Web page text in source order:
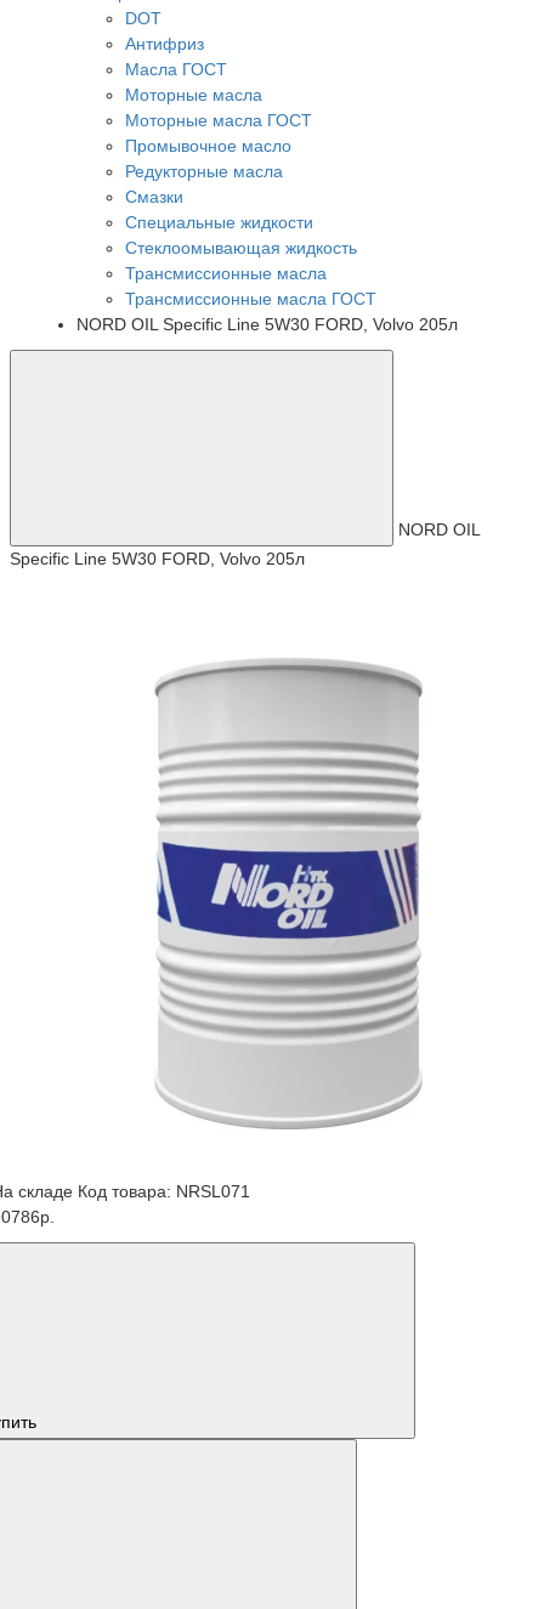
DOT
Антифриз
Масла ГОСТ
Моторные масла
Моторные масла ГОСТ
Промывочное масло
Редукторные масла
Смазки
Специальные жидкости
Стеклоомывающая жидкость
Трансмиссионные масла
Трансмиссионные масла ГОСТ
NORD OIL Specific Line 5W30 FORD, Volvo 205л
NORD OIL
Specific Line 5W30 FORD, Volvo 205л
складе Код товара: NRSL071